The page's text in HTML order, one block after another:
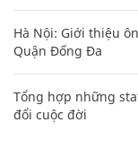
Hà Nội: Giới thiệu
Quận Đống Đa
Tổng hợp những
đổi cuộc đời